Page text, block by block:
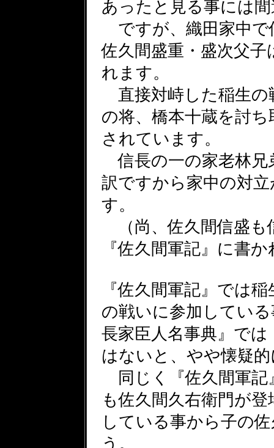
あったと見る事には
ですが、織田家中で
佐久間盛重・盛次父
れます。
直接対峙した稲生の
の将、橋本十蔵を討
されています。
信長の一の家老林兄
訳ですから家中の対
す。
（尚、佐久間信盛も
『佐久間軍記』に書
『佐久間軍記』では
の戦いに参加してい
長家臣人名事典』で
はないと、やや懐疑
同じく『佐久間軍記
も佐久間久右衛門が
している事から子の
う。